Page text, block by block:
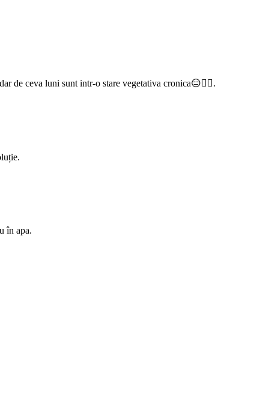
de ceva luni sunt intr-o stare vegetativa cronica😑🤷‍♀️.
în apa.